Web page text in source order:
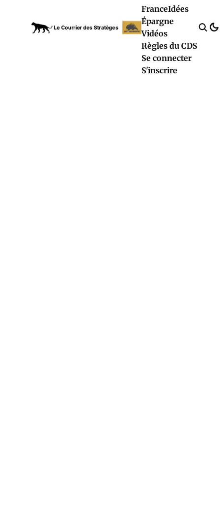
FranceIdées
Épargne
Vidéos
Règles du CDS
Se connecter
S'inscrire